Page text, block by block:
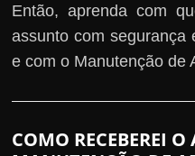
Então, aprenda com
assunto com segurança
e com o Manutenção de
COMO RECEBEREI O